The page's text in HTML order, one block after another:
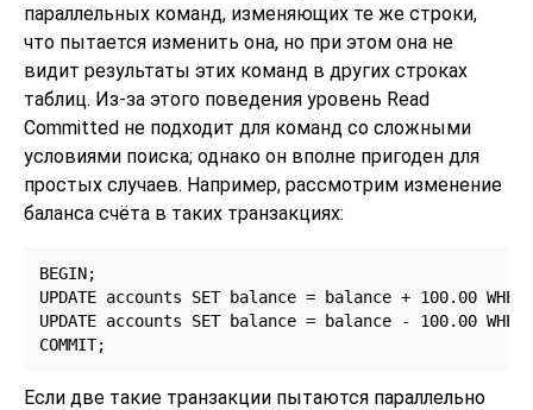
параллельных команд, изменяющих те же строки,
что пытается изменить она, но при этом она не
видит результаты этих команд в других строках
таблиц. Из-за этого поведения уровень Read
Committed не подходит для команд со сложными
условиями поиска; однако он вполне пригоден для
простых случаев. Например, рассмотрим изменение
баланса счёта в таких транзакциях:
BEGIN;
UPDATE accounts SET balance = balance + 100.00
UPDATE accounts SET balance = balance - 100.00
Если две такие транзакции пытаются параллельно